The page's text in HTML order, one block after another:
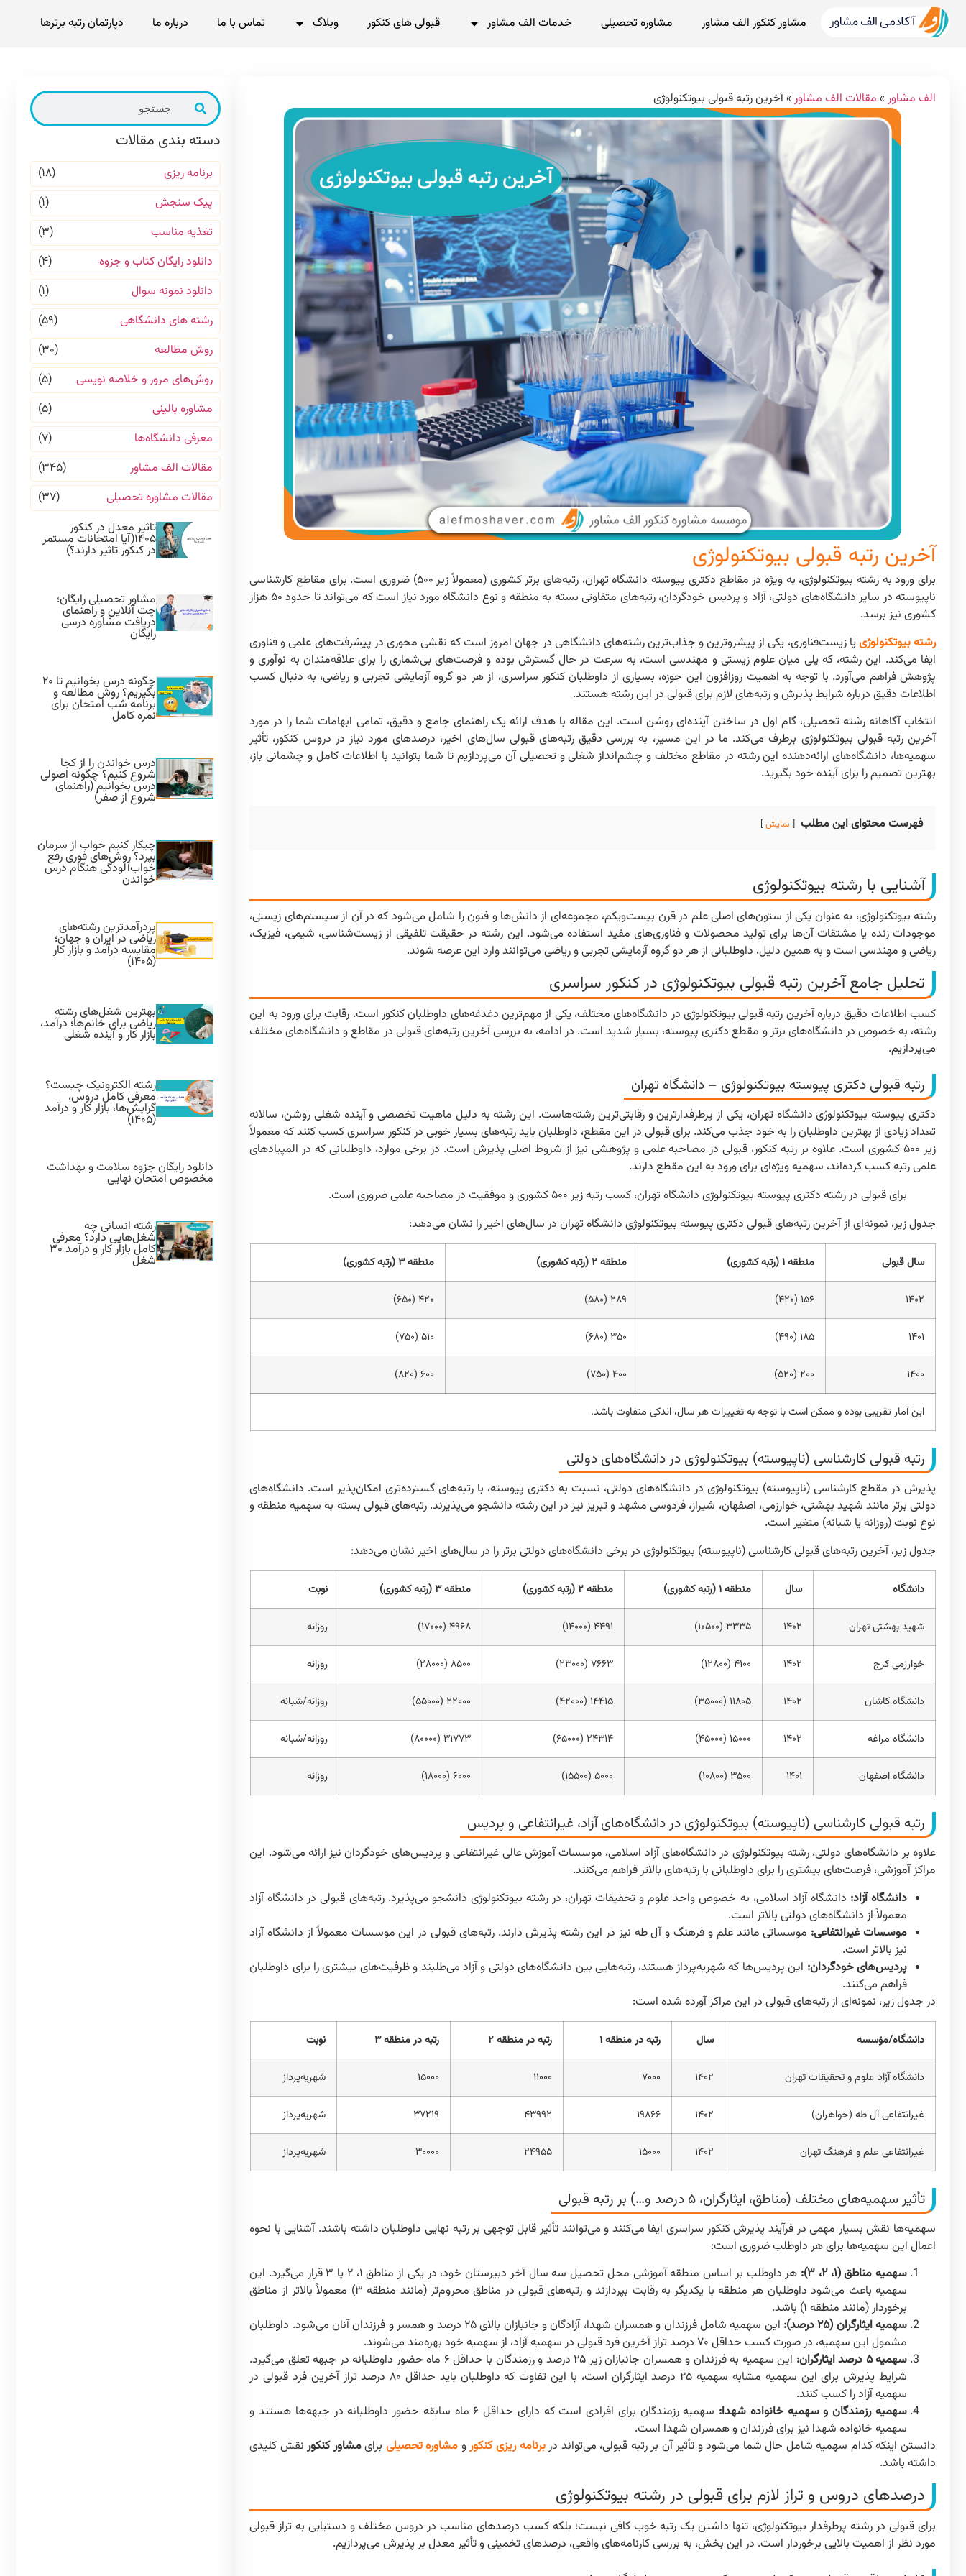
مشاور کنکور الف مشاور مشاوره تحصیلی خدمات الف مشاور قبولی های کنکور وبلاگ تماس با ما درباره ما دپارتمان رتبه برترها
الف مشاور » مقالات الف مشاور »آخرین رتبه قبولی بیوتکنولوژی
آخرین رتبه قبولی بیوتکنولوژی
برای ورود به رشته بیوتکنولوژی، به ویژه در مقاطع دکتری پیوسته دانشگاه تهران، رتبه‌های برتر کشوری (معمولاً زیر ۵۰۰) ضروری است. برای مقاطع کارشناسی
ناپیوسته در سایر دانشگاه‌های دولتی، آزاد و پردیس خودگردان، رتبه‌های متفاوتی بسته به منطقه و نوع دانشگاه مورد نیاز است که می‌تواند تا حدود ۵۰ هزار
کشوری نیز برسد.
رشته بیوتکنولوژییا زیست‌فناوری، یکی از پیشروترین و جذاب‌ترین رشته‌های دانشگاهی در جهان امروز است که نقشی محوری در پیشرفت‌های علمی و فناوری
ایفا می‌کند. این رشته، که پلی میان علوم زیستی و مهندسی است، به سرعت در حال گسترش بوده و فرصت‌های بی‌شماری را برای علاقه‌مندان به نوآوری و
پژوهش فراهم می‌آورد. با توجه به اهمیت روزافزون این حوزه، بسیاری از داوطلبان کنکور سراسری، از هر دو گروه آزمایشی تجربی و ریاضی، به دنبال کسب
اطلاعات دقیق درباره شرایط پذیرش و رتبه‌های لازم برای قبولی در این رشته هستند.
انتخاب آگاهانه رشته تحصیلی، گام اول در ساختن آینده‌ای روشن است. این مقاله با هدف ارائه یک راهنمای جامع و دقیق، تمامی ابهامات شما را در مورد
آخرین رتبه قبولی بیوتکنولوژی برطرف می‌کند. ما در این مسیر، به بررسی دقیق رتبه‌های قبولی سال‌های اخیر، درصدهای مورد نیاز در دروس کنکور، تأثیر
سهمیه‌ها، دانشگاه‌های ارائه‌دهنده این رشته در مقاطع مختلف و چشم‌انداز شغلی و تحصیلی آن می‌پردازیم تا شما بتوانید با اطلاعات کامل و چشمانی باز،
بهترین تصمیم را برای آینده خود بگیرید.
فهرست محتوای این مطلب نمایش
آشنایی با رشته بیوتکنولوژی
رشته بیوتکنولوژی، به عنوان یکی از ستون‌های اصلی علم در قرن بیست‌ویکم، مجموعه‌ای از دانش‌ها و فنون را شامل می‌شود که در آن از سیستم‌های زیستی،
موجودات زنده یا مشتقات آن‌ها برای تولید محصولات و فناوری‌های مفید استفاده می‌شود. این رشته در حقیقت تلفیقی از زیست‌شناسی، شیمی، فیزیک،
ریاضی و مهندسی است و به همین دلیل، داوطلبانی از هر دو گروه آزمایشی تجربی و ریاضی می‌توانند وارد این عرصه شوند.
تحلیل جامع آخرین رتبه قبولی بیوتکنولوژی در کنکور سراسری
کسب اطلاعات دقیق درباره آخرین رتبه قبولی بیوتکنولوژی در دانشگاه‌های مختلف، یکی از مهم‌ترین دغدغه‌های داوطلبان کنکور است. رقابت برای ورود به این
رشته، به خصوص در دانشگاه‌های برتر و مقطع دکتری پیوسته، بسیار شدید است. در ادامه، به بررسی آخرین رتبه‌های قبولی در مقاطع و دانشگاه‌های مختلف
می‌پردازیم.
رتبه قبولی دکتری پیوسته بیوتکنولوژی – دانشگاه تهران
دکتری پیوسته بیوتکنولوژی دانشگاه تهران، یکی از پرطرفدارترین و رقابتی‌ترین رشته‌هاست. این رشته به دلیل ماهیت تخصصی و آینده شغلی روشن، سالانه
تعداد زیادی از بهترین داوطلبان را به خود جذب می‌کند. برای قبولی در این مقطع، داوطلبان باید رتبه‌های بسیار خوبی در کنکور سراسری کسب کنند که معمولاً
زیر ۵۰۰ کشوری است. علاوه بر رتبه کنکور، قبولی در مصاحبه علمی و پژوهشی نیز از شروط اصلی پذیرش است. در برخی موارد، داوطلبانی که در المپیادهای
علمی رتبه کسب کرده‌اند، سهمیه ویژه‌ای برای ورود به این مقطع دارند.
برای قبولی در رشته دکتری پیوسته بیوتکنولوژی دانشگاه تهران، کسب رتبه زیر ۵۰۰ کشوری و موفقیت در مصاحبه علمی ضروری است.
جدول زیر، نمونه‌ای از آخرین رتبه‌های قبولی دکتری پیوسته بیوتکنولوژی دانشگاه تهران در سال‌های اخیر را نشان می‌دهد:
سال قبولی منطقه ۱ (رتبه کشوری) منطقه ۲ (رتبه کشوری) منطقه ۳ (رتبه کشوری)
۱۴۰۲ ۱۵۶ (۴۲۰) ۲۸۹ (۵۸۰) ۴۲۰ (۶۵۰)
۱۴۰۱ ۱۸۵ (۴۹۰) ۳۵۰ (۶۸۰) ۵۱۰ (۷۵۰)
۱۴۰۰ ۲۰۰ (۵۲۰) ۴۰۰ (۷۵۰) ۶۰۰ (۸۲۰)
این آمار تقریبی بوده و ممکن است با توجه به تغییرات هر سال، اندکی متفاوت باشد.
رتبه قبولی کارشناسی (ناپیوسته) بیوتکنولوژی در دانشگاه‌های دولتی
پذیرش در مقطع کارشناسی (ناپیوسته) بیوتکنولوژی در دانشگاه‌های دولتی، نسبت به دکتری پیوسته، با رتبه‌های گسترده‌تری امکان‌پذیر است. دانشگاه‌های
دولتی برتر مانند شهید بهشتی، خوارزمی، اصفهان، شیراز، فردوسی مشهد و تبریز نیز در این رشته دانشجو می‌پذیرند. رتبه‌های قبولی بسته به سهمیه منطقه و
نوع نوبت (روزانه یا شبانه) متغیر است.
جدول زیر، آخرین رتبه‌های قبولی کارشناسی (ناپیوسته) بیوتکنولوژی در برخی دانشگاه‌های دولتی برتر را در سال‌های اخیر نشان می‌دهد:
دانشگاه سال منطقه ۱ (رتبه کشوری) منطقه ۲ (رتبه کشوری) منطقه ۳ (رتبه کشوری) نوبت
شهید بهشتی تهران ۱۴۰۲ ۳۳۳۵ (۱۰۵۰۰) ۴۴۹۱ (۱۴۰۰۰) ۴۹۶۸ (۱۷۰۰۰) روزانه
خوارزمی کرج ۱۴۰۲ ۴۱۰۰ (۱۲۸۰۰) ۷۶۶۳ (۲۳۰۰۰) ۸۵۰۰ (۲۸۰۰۰) روزانه
دانشگاه کاشان ۱۴۰۲ ۱۱۸۰۵ (۳۵۰۰۰) ۱۴۴۱۵ (۴۲۰۰۰) ۲۲۰۰۰ (۵۵۰۰۰) روزانه/شبانه
دانشگاه مراغه ۱۴۰۲ ۱۵۰۰۰ (۴۵۰۰۰) ۲۴۳۱۴ (۶۵۰۰۰) ۳۱۷۷۳ (۸۰۰۰۰) روزانه/شبانه
دانشگاه اصفهان ۱۴۰۱ ۳۵۰۰ (۱۰۸۰۰) ۵۰۰۰ (۱۵۵۰۰) ۶۰۰۰ (۱۸۰۰۰) روزانه
رتبه قبولی کارشناسی (ناپیوسته) بیوتکنولوژی در دانشگاه‌های آزاد، غیرانتفاعی و پردیس
علاوه بر دانشگاه‌های دولتی، رشته بیوتکنولوژی در دانشگاه‌های آزاد اسلامی، موسسات آموزش عالی غیرانتفاعی و پردیس‌های خودگردان نیز ارائه می‌شود. این
مراکز آموزشی، فرصت‌های بیشتری را برای داوطلبانی با رتبه‌های بالاتر فراهم می‌کنند.
دانشگاه آزاد: دانشگاه آزاد اسلامی، به خصوص واحد علوم و تحقیقات تهران، در رشته بیوتکنولوژی دانشجو می‌پذیرد. رتبه‌های قبولی در دانشگاه آزاد
معمولاً از دانشگاه‌های دولتی بالاتر است.
موسسات غیرانتفاعی: موسساتی مانند علم و فرهنگ و آل طه نیز در این رشته پذیرش دارند. رتبه‌های قبولی در این موسسات معمولاً از دانشگاه آزاد
نیز بالاتر است.
پردیس‌های خودگردان: این پردیس‌ها که شهریه‌پرداز هستند، رتبه‌هایی بین دانشگاه‌های دولتی و آزاد می‌طلبند و ظرفیت‌های بیشتری را برای داوطلبان
فراهم می‌کنند.
در جدول زیر، نمونه‌ای از رتبه‌های قبولی در این مراکز آورده شده است:
دانشگاه/مؤسسه سال رتبه در منطقه ۱ رتبه در منطقه ۲ رتبه در منطقه ۳ نوبت
دانشگاه آزاد علوم و تحقیقات تهران ۱۴۰۲ ۷۰۰۰ ۱۱۰۰۰ ۱۵۰۰۰ شهریه‌پرداز
غیرانتفاعی آل طه (خواهران) ۱۴۰۲ ۱۹۸۶۶ ۴۳۹۹۲ ۳۷۲۱۹ شهریه‌پرداز
غیرانتفاعی علم و فرهنگ تهران ۱۴۰۲ ۱۵۰۰۰ ۲۴۹۵۵ ۳۰۰۰۰ شهریه‌پرداز
تأثیر سهمیه‌های مختلف (مناطق، ایثارگران، ۵ درصد و…) بر رتبه قبولی
سهمیه‌ها نقش بسیار مهمی در فرآیند پذیرش کنکور سراسری ایفا می‌کنند و می‌توانند تأثیر قابل توجهی بر رتبه نهایی داوطلبان داشته باشند. آشنایی با نحوه
اعمال این سهمیه‌ها برای هر داوطلب ضروری است:
سهمیه مناطق (۱، ۲، ۳):
هر داوطلب بر اساس منطقه آموزشی محل تحصیل سه سال آخر دبیرستان خود، در یکی از مناطق ۱، ۲ یا ۳ قرار می‌گیرد. این
سهمیه باعث می‌شود داوطلبان هر منطقه با یکدیگر به رقابت بپردازند و رتبه‌های قبولی در مناطق محروم‌تر (مانند منطقه ۳) معمولاً بالاتر از مناطق
برخوردار (مانند منطقه ۱) باشد.
سهمیه ایثارگران (۲۵ درصد):
این سهمیه شامل فرزندان و همسران شهدا، آزادگان و جانبازان بالای ۲۵ درصد و همسر و فرزندان آنان می‌شود. داوطلبان
مشمول این سهمیه، در صورت کسب حداقل ۷۰ درصد تراز آخرین فرد قبولی در سهمیه آزاد، از سهمیه خود بهره‌مند می‌شوند.
سهمیه ۵ درصد ایثارگران:
این سهمیه به فرزندان و همسران جانبازان زیر ۲۵ درصد و رزمندگان با حداقل ۶ ماه حضور داوطلبانه در جبهه تعلق می‌گیرد.
شرایط پذیرش برای این سهمیه مشابه سهمیه ۲۵ درصد ایثارگران است، با این تفاوت که داوطلبان باید حداقل ۸۰ درصد تراز آخرین فرد قبولی در
سهمیه آزاد را کسب کنند.
سهمیه رزمندگان و سهمیه خانواده شهدا:
سهمیه رزمندگان برای افرادی است که دارای حداقل ۶ ماه سابقه حضور داوطلبانه در جبهه‌ها هستند و
سهمیه خانواده شهدا نیز برای فرزندان و همسران شهدا است.
دانستن اینکه کدام سهمیه شامل حال شما می‌شود و تأثیر آن بر رتبه قبولی، می‌تواند دربرنامه ریزی کنکورو مشاوره تحصیلی برایمشاور کنکورنقش کلیدی
داشته باشد.
درصدهای دروس و تراز لازم برای قبولی در رشته بیوتکنولوژی
برای قبولی در رشته پرطرفدار بیوتکنولوژی، تنها داشتن یک رتبه خوب کافی نیست؛ بلکه کسب درصدهای مناسب در دروس مختلف و دستیابی به تراز قبولی
مورد نظر از اهمیت بالایی برخوردار است. در این بخش، به بررسی کارنامه‌های واقعی، درصدهای تخمینی و تأثیر معدل بر پذیرش می‌پردازیم.
دسته بندی مقالات
برنامه ریزی
(۱۸)
پیک سنجش
(۱)
تغذیه مناسب
(۳)
دانلود رایگان کتاب و جزوه
(۴)
دانلود نمونه سوال
(۱)
رشته های دانشگاهی
(۵۹)
روش مطالعه
(۳۰)
روش‌های مرور و خلاصه نویسی
(۵)
مشاوره بالینی
(۵)
معرفی دانشگاه‌ها
(۷)
مقالات الف مشاور
(۳۴۵)
مقالات مشاوره تحصیلی
(۳۷)
تاثیر معدل در کنکور
۱۴۰۵(آیا امتحانات مستمر
در کنکور تاثیر دارند؟)
مشاور تحصیلی رایگان؛
چت آنلاین و راهنمای
دریافت مشاوره درسی
رایگان
چگونه درس بخوانیم تا ۲۰
بگیریم؟ روش مطالعه و
برنامه شب امتحان برای
نمره کامل
درس خواندن را از کجا
شروع کنیم؟ چگونه اصولی
درس بخوانیم (راهنمای
شروع از صفر)
چیکار کنیم خواب از سرمان
بپرد؟ روش‌های فوری رفع
خواب‌آلودگی هنگام درس
خواندن
پردرآمدترین رشته‌های
ریاضی در ایران و جهان؛
مقایسه درآمد و بازار کار
(۱۴۰۵)
بهترین شغل‌های رشته
ریاضی برای خانم‌ها؛ درآمد،
بازار کار و آینده شغلی
رشته الکترونیک چیست؟
معرفی کامل دروس،
گرایش‌ها، بازار کار و درآمد
(۱۴۰۵)
دانلود رایگان جزوه سلامت و بهداشت
مخصوص امتحان نهایی
رشته انسانی چه
شغل‌هایی دارد؟ معرفی
کامل بازار کار و درآمد ۳۰
شغل